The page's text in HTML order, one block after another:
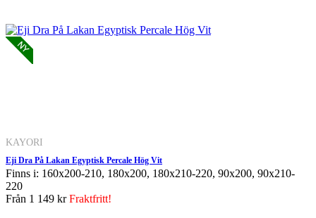
KAYORI
Eji Dra På Lakan Egyptisk Percale Hög Vit
Finns i: 160x200-210, 180x200, 180x210-220, 90x200, 90x210-
220
Från 1 149 krFraktfritt!